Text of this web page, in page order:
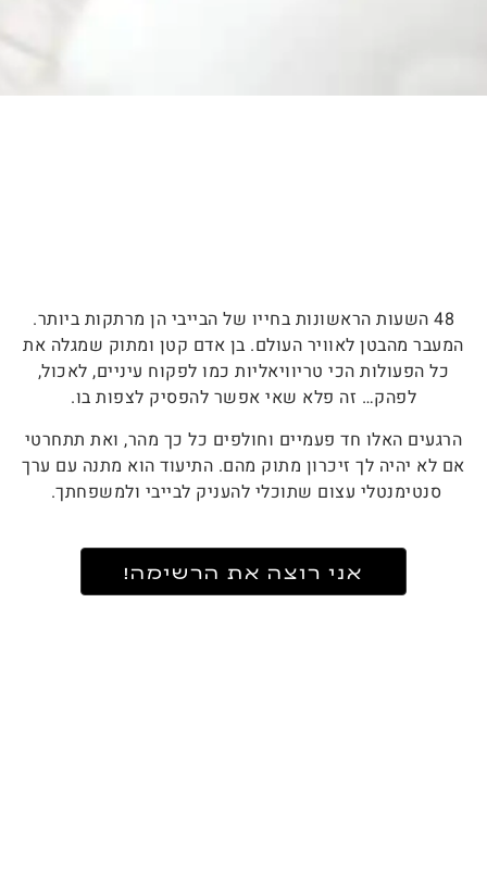
48 השעות הראשונות בחייו של הבייבי הן מרתקות ביותר.
המעבר מהבטן לאוויר העולם. בן אדם קטן ומתוק שמגלה את
כל הפעולות הכי טריוויאליות כמו לפקוח עיניים, לאכול,
לפהק… זה פלא שאי אפשר להפסיק לצפות בו.
הרגעים האלו חד פעמיים וחולפים כל כך מהר, ואת תתחרטי
אם לא יהיה לך זיכרון מתוק מהם. התיעוד הוא מתנה עם ערך
סנטימנטלי עצום שתוכלי להעניק לבייבי ולמשפחתך.
אני רוצה את הרשימה!